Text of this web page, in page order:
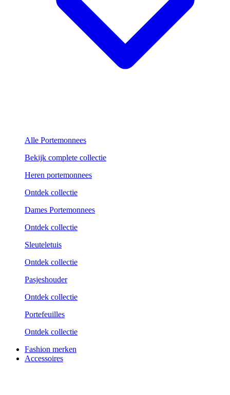
Alle Portemonnees
Bekijk complete collectie
Heren portemonnees
Ontdek collectie
Dames Portemonnees
Ontdek collectie
Sleuteletuis
Ontdek collectie
Pasjeshouder
Ontdek collectie
Portefeuilles
Ontdek collectie
Fashion merken
Accessoires